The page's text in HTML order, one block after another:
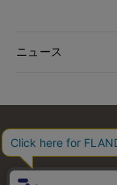
ニュース